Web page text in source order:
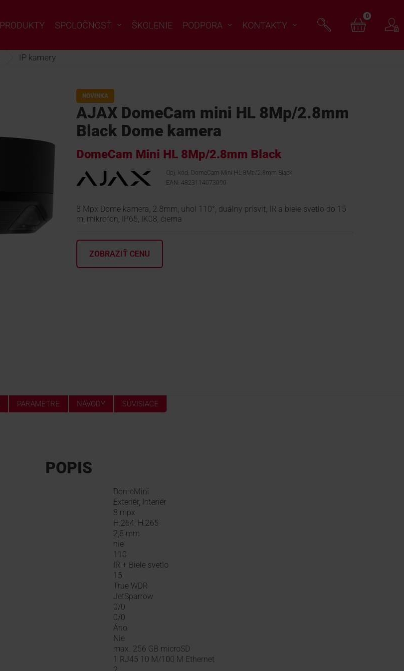
PRODUKTY SPOLOČNOSŤ ŠKOLENIE PODPORA KONTAKTY
0
IP kamery
NOVINKA
AJAX DomeCam mini HL 8Mp/2.8mm
Black Dome kamera
DomeCam Mini HL 8Mp/2.8mm Black
Obj. kód: DomeCam Mini HL 8Mp/2.8mm Black
EAN: 4823114073090
8 Mpx Dome kamera, 2.8mm, uhol 110°, duálny prísvit, IR a biele svetlo do 15
m, mikrofón, IP65, IK08, čierna
ZOBRAZIŤ CENU
PARAMETRE NÁVODY SÚVISIACE
POPIS
DomeMini
Exteriér, Interiér
8 mpx
H.264, H.265
2,8 mm
nie
110
IR + Biele svetlo
15
True WDR
JetSparrow
0/0
0/0
Áno
Nie
max. 256 GB microSD
1 RJ45 10 M/100 M Ethernet